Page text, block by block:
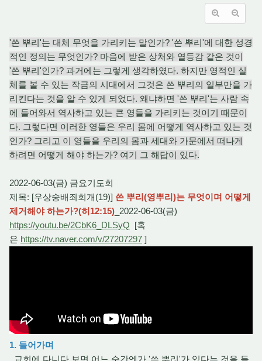
'쓴 뿌리'는 대체 무엇을 가리키는 말인가? '쓴 뿌리'에 대한 성경
적인 정의는 무엇인가? 마음에 받은 상처와 열등감 같은 것이
'쓴 뿌리'인가? 과거에는 그렇게 생각하였다. 하지만 영적인 실
체를 볼 수 있는 작금의 시대에서 그것은 쓴 뿌리의 일부만을 가
리킨다는 것을 알 수 있게 되었다. 왜냐하면 '쓴 뿌리'는 사람 속
에 들어와서 역사하고 있는 큰 영들을 가리키는 것이기 때문이
다. 그렇다면 이러한 영들은 우리 몸에 어떻게 역사하고 있는 것
인가? 그리고 이 영들을 우리의 몸과 세대와 가문에서 떠나게
하려면 어떻게 해야 하는가? 여기 그 해답이 있다.
2022-06-03(금) 금요기도회
제목: [우상숭배죄회개(19)] 쓴 뿌리(영뿌리)는 무엇이며 어떻게
제거해야 하는가?(히12:15) _2022-06-03(금)
https://youtu.be/2CbK6_DLSyQ [혹
은 https://tv.naver.com/v/27207297 ]
1. 들어가며
교회에 다니다 보면 어느 순간엔가 '쓴 뿌리'가 있다는 것을 듣